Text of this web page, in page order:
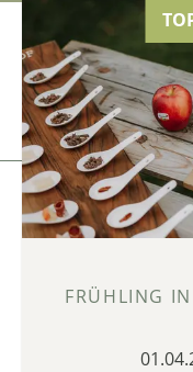
© 2026 Hotel
Impressum
FRÜHLING